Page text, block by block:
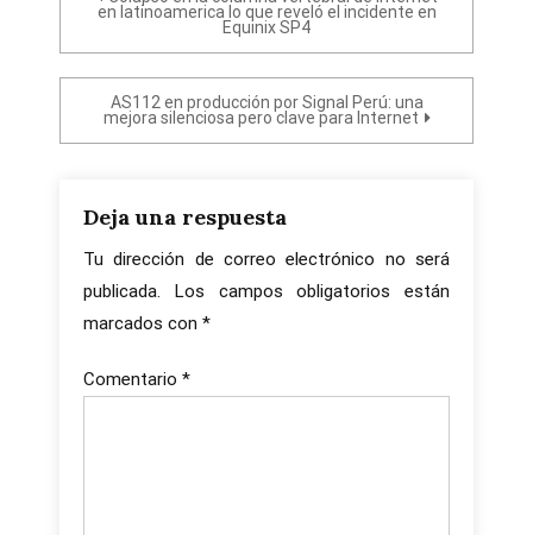
de
entradas
en latinoamerica lo que reveló el incidente en
Equinix SP4
AS112 en producción por Signal Perú: una
mejora silenciosa pero clave para Internet
Deja una respuesta
Tu dirección de correo electrónico no será
publicada.
Los campos obligatorios están
marcados con *
Comentario *